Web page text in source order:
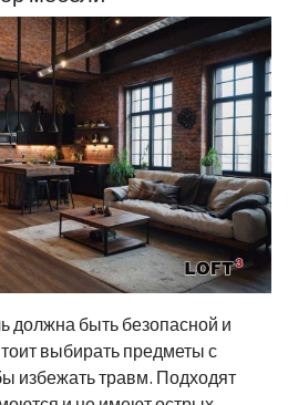
должна быть безопасной и
выбирать предметы с
избежать травм. Подходят